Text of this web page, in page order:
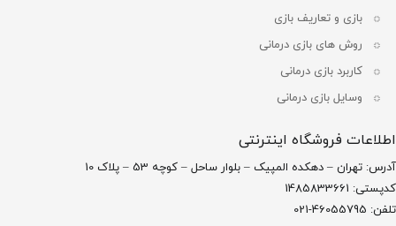
بازی و تعاریف بازی
روش های بازی درمانی
کاربرد بازی درمانی
وسایل بازی درمانی
اطلاعات فروشگاه اینترنتی
آدرس: تهران – دهکده المپیک – بلوار ساحل – کوچه 53 – پلاک 10
کدپستی: 1485833661
تلفن: 46055795-021